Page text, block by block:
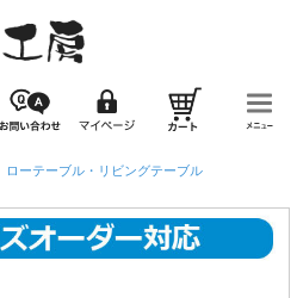
ローテーブル・リビングテーブル